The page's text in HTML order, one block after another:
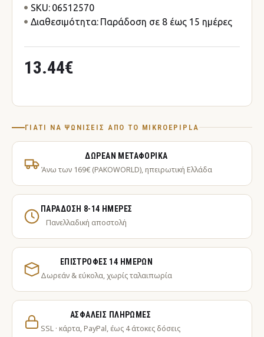
13.44€
SKU: 06512570
Διαθεσιμότητα: Παράδοση σε 8 έως 15 ημέρες
ΓΙΑΤΊ ΝΑ ΨΩΝΊΣΕΙΣ ΑΠΌ ΤΟ MIKROEPIPLA
ΔΩΡΕΆΝ ΜΕΤΑΦΟΡΙΚΆ
Άνω των 169€ (PAKOWORLD), ηπειρωτική Ελλάδα
ΠΑΡΆΔΟΣΗ 8-14 ΗΜΈΡΕΣ
Πανελλαδική αποστολή
ΕΠΙΣΤΡΟΦΈΣ 14 ΗΜΕΡΏΝ
Δωρεάν & εύκολα, χωρίς ταλαιπωρία
ΑΣΦΑΛΕΊΣ ΠΛΗΡΩΜΈΣ
SSL · κάρτα, PayPal, έως 4 άτοκες δόσεις